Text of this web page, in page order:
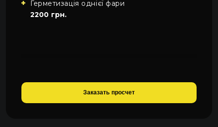
Герметизація однієї фари
2200 грн.
Заказать просчет